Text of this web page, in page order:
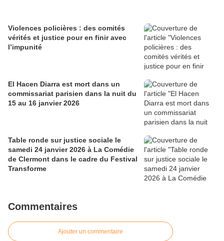
Violences policières : des comités
vérités et justice pour en finir avec
l’impunité
El Hacen Diarra est mort dans un
commissariat parisien dans la nuit du
15 au 16 janvier 2026
Table ronde sur justice sociale le
samedi 24 janvier 2026 à La Comédie
de Clermont dans le cadre du Festival
Transforme
Commentaires
Ajouter un commentaire